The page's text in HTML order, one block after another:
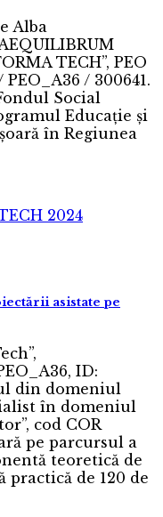
Alba
TECH”, PEO
PEO_A36 / 300641.
Social
Educație și
în Regiunea
asistate pe
ID:
din domeniul
în domeniul
cod COR
pe parcursul a
teoretică de
practică de 120 de